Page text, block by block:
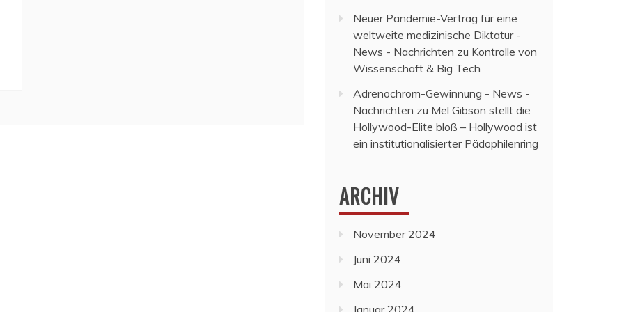
Neuer Pandemie-Vertrag für eine
weltweite medizinische Diktatur -
News - Nachrichten zu Kontrolle von
Wissenschaft & Big Tech
Adrenochrom-Gewinnung - News -
Nachrichten zu Mel Gibson stellt die
Hollywood-Elite bloß – Hollywood ist
ein institutionalisierter Pädophilenring
ARCHIV
November 2024
Juni 2024
Mai 2024
Januar 2024